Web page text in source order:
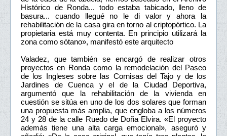
Histórico de Ronda... todo estaba tabicado, lleno de
basura... cuando llegué no le di valor y ahora la
rehabilitación de la casa gira en torno al criptopórtico. La
propietaria está muy contenta. En principio utilizará la
zona como sótano», manifestó este arquitecto
Valadez, que también se encargó de realizar otros
proyectos en Ronda como la remodelación del Paseo
de los Ingleses sobre las Cornisas del Tajo y de los
Jardines de Cuenca y el de la Ciudad Deportiva,
argumentó que la rehabilitación de la vivienda en
cuestión se sitúa en uno de los dos solares que forman
una propuesta más amplia, que engloba a los números
24 y 28 de la calle Ruedo de Doña Elvira. «El proyecto
además tiene una alta carga emocional», aseguró y